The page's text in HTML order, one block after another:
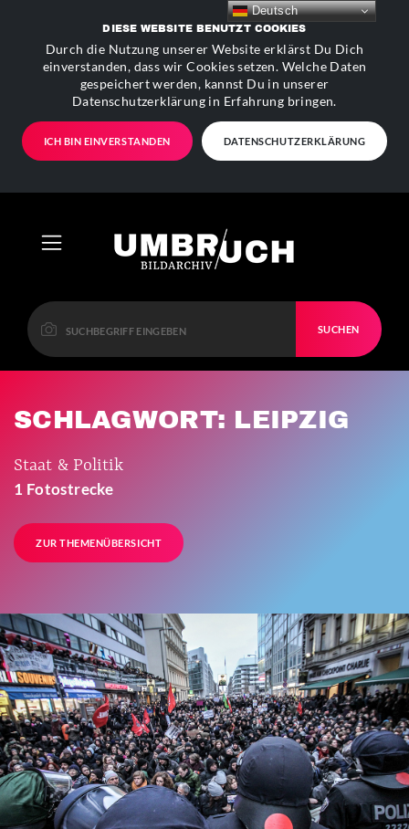
DIESE WEBSITE BENUTZT COOKIES
Durch die Nutzung unserer Website erklärst Du Dich
einverstanden, dass wir Cookies setzen. Welche Daten
gespeichert werden, kannst Du in unserer
Datenschutzerklärung in Erfahrung bringen.
ICH BIN EINVERSTANDEN DATENSCHUTZERKLÄRUNG
SUCHEN
SCHLAGWORT: LEIPZIG
Staat & Politik
1 Fotostrecke
ZUR THEMENÜBERSICHT
Deutsch